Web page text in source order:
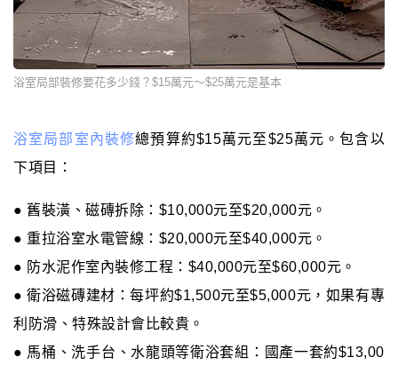
浴室局部裝修要花多少錢？$15萬元～$25萬元是基本
浴室局部室內裝修總預算約$15萬元至$25萬元。包含以
下項目：
● 舊裝潢、磁磚拆除：$10,000元至$20,000元。
● 重拉浴室水電管線：$20,000元至$40,000元。
● 防水泥作室內裝修工程：$40,000元至$60,000元。
● 衛浴磁磚建材：每坪約$1,500元至$5,000元，如果有專
利防滑、特殊設計會比較貴。
● 馬桶、洗手台、水龍頭等衛浴套組：國產一套約$13,00